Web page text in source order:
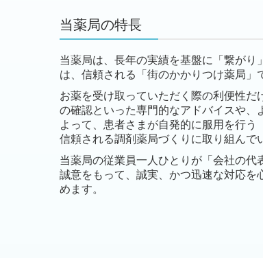
当薬局の特長
当薬局は、長年の実績を基盤に「繋が
は、信頼される「街のかかりつけ薬局」
お薬を受け取っていただく際の利便性
の確認といった専門的なアドバイスや、
よって、患者さまが自発的に服用を行う
信頼される調剤薬局づくりに取り組んで
当薬局の従業員一人ひとりが「会社の代
誠意をもって、誠実、かつ迅速な対応を
めます。